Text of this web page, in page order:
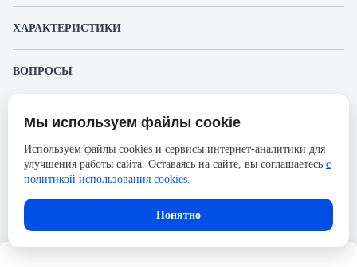
ХАРАКТЕРИСТИКИ
Время автономной работы под
нагрузкой, мин.
Ширина, мм
480
Высота, мм
1750
ВОПРОСЫ
Пожалуйста, авторизуйтесь, чтобы иметь
возможность оставлять вопросы.
Представленные изображения и характеристики могут отличаться от реального
без предварительного уведомления. Компания АйДистрибьют не несёт
ответственности в случае не соответствия текущей модели товаров фотографиям,
размещённым в карточке товара.
Мы используем файлы cookie
Используем файлы cookies и сервисы интернет-аналитики для
улучшения работы сайта. Оставаясь на сайте, вы соглашаетесь с
политикой использования cookies.
Понятно